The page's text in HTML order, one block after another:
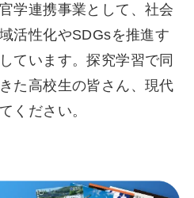
学連携事業として、社会
活性化やSDGsを推進す
ています。探究学習で同
た高校生の皆さん、現代
ください。